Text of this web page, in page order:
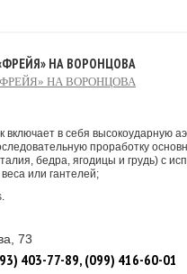
НА ВОРОНЦОВА
НА ВОРОНЦОВА
включает в себя высокоударную
проработку
бедра, ягодицы и грудь) с
или гантелей;
73
403-77-89, (099) 416-60-01